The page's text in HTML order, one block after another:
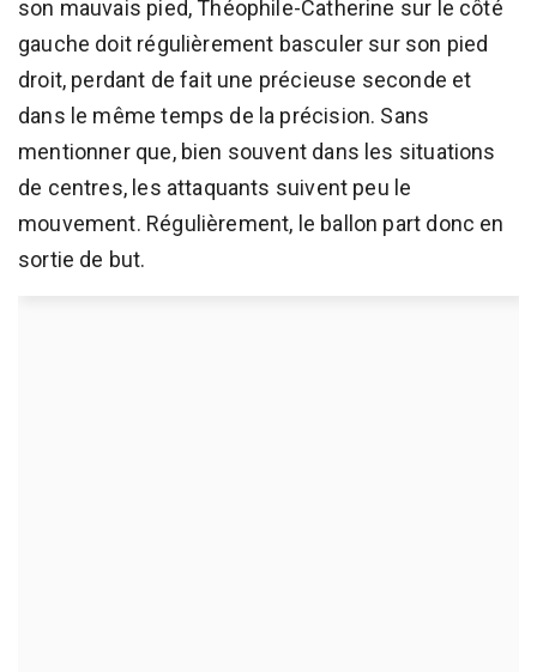
son mauvais pied, Théophile-Catherine sur le côté
gauche doit régulièrement basculer sur son pied
droit, perdant de fait une précieuse seconde et
dans le même temps de la précision. Sans
mentionner que, bien souvent dans les situations
de centres, les attaquants suivent peu le
mouvement. Régulièrement, le ballon part donc en
sortie de but.